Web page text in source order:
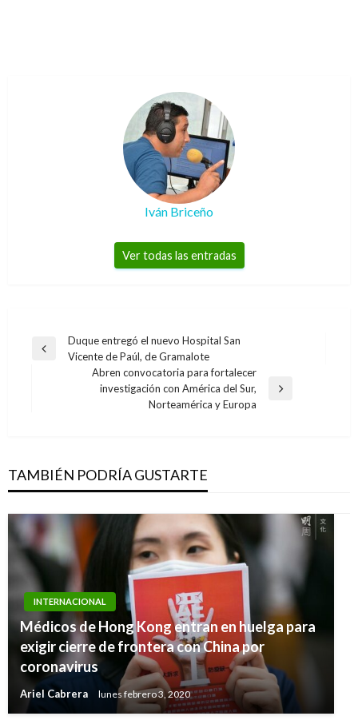
Iván Briceño
Ver todas las entradas
Navegación
Entrada
Duque entregó el nuevo Hospital San
Vicente de Paúl, de Gramalote
Abren convocatoria para fortalecer
investigación con América del Sur,
Norteamérica y Europa
TAMBIÉN PODRÍA GUSTARTE
INTERNACIONAL
Médicos de Hong Kong entran en huelga para
exigir cierre de frontera con China por
coronavirus
Ariel Cabrera lunes febrero 3, 2020